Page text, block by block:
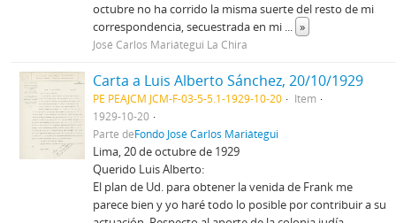
octubre no ha corrido la misma suerte del resto de mi
correspondencia, secuestrada en mi ... »
José Carlos Mariátegui La Chira
Carta a Luis Alberto Sánchez, 20/10/1929
PE PEAJCM JCM-F-03-5-5.1-1929-10-20
Item
1929-10-20
Parte deFondo José Carlos Mariátegui
Lima, 20 de octubre de 1929
Querido Luis Alberto:
El plan de Ud. para obtener la venida de Frank me
parece bien y yo haré todo lo posible por contribuir a su